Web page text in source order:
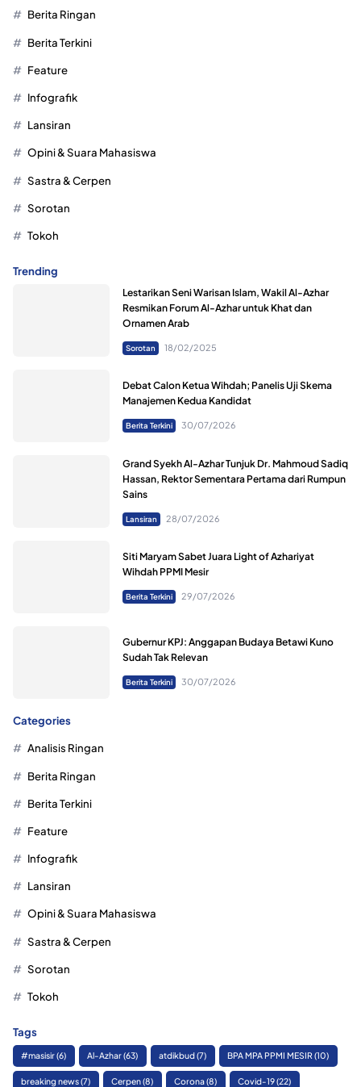
Berita Ringan
Berita Terkini
Feature
Infografik
Lansiran
Opini & Suara Mahasiswa
Sastra & Cerpen
Sorotan
Tokoh
Trending
Lestarikan Seni Warisan Islam, Wakil Al-Azhar
Resmikan Forum Al-Azhar untuk Khat dan
Ornamen Arab
Sorotan 18/02/2025
Debat Calon Ketua Wihdah; Panelis Uji Skema
Manajemen Kedua Kandidat
Berita Terkini 30/07/2026
Grand Syekh Al-Azhar Tunjuk Dr. Mahmoud Sadiq
Hassan, Rektor Sementara Pertama dari Rumpun
Sains
Lansiran 28/07/2026
Siti Maryam Sabet Juara Light of Azhariyat
Wihdah PPMI Mesir
Berita Terkini 29/07/2026
Gubernur KPJ: Anggapan Budaya Betawi Kuno
Sudah Tak Relevan
Berita Terkini 30/07/2026
Categories
Analisis Ringan
Berita Ringan
Berita Terkini
Feature
Infografik
Lansiran
Opini & Suara Mahasiswa
Sastra & Cerpen
Sorotan
Tokoh
Tags
#masisir(6) Al-Azhar(63) atdikbud(7) BPA MPA PPMI MESIR(10)
breaking news(7) Cerpen(8) Corona(8) Covid-19(22)